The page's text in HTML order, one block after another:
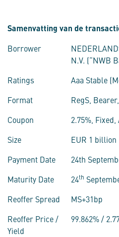
Samenvatting van de
Borrower
N.V. (“NWB
Ratings
Aaa Stable
Format
RegS,
Coupon
2.75%,
Size
EUR 1 billion
Payment Date
24th
Maturity Date
24th
Reoffer Spread
MS+31bp
Reoffer Price /
Yield
99.862% /